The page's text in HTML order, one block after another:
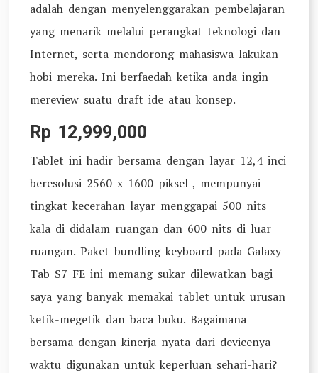
adalah dengan menyelenggarakan pembelajaran
yang menarik melalui perangkat teknologi dan
Internet, serta mendorong mahasiswa lakukan
hobi mereka. Ini berfaedah ketika anda ingin
mereview suatu draft ide atau konsep.
Rp 12,999,000
Tablet ini hadir bersama dengan layar 12,4 inci
beresolusi 2560 x 1600 piksel , mempunyai
tingkat kecerahan layar menggapai 500 nits
kala di didalam ruangan dan 600 nits di luar
ruangan. Paket bundling keyboard pada Galaxy
Tab S7 FE ini memang sukar dilewatkan bagi
saya yang banyak memakai tablet untuk urusan
ketik-megetik dan baca buku. Bagaimana
bersama dengan kinerja nyata dari devicenya
waktu digunakan untuk keperluan sehari-hari?